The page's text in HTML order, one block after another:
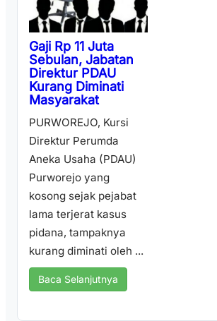
Gaji Rp 11 Juta
Sebulan, Jabatan
Direktur PDAU
Kurang Diminati
Masyarakat
PURWOREJO, Kursi
Direktur Perumda
Aneka Usaha (PDAU)
Purworejo yang
kosong sejak pejabat
lama terjerat kasus
pidana, tampaknya
kurang diminati oleh ...
Baca Selanjutnya